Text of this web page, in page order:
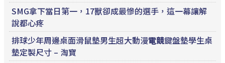
SMG拿下當日第一，17獸卻成最慘的選手，這一幕讓解
說都心疼
排球少年周邊桌面滑鼠墊男生超大動漫電競鍵盤墊學生桌
墊定製尺寸 – 淘寶